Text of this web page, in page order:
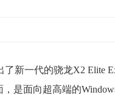
新一代的骁龙X2 Elite
是面向超高端的Windows